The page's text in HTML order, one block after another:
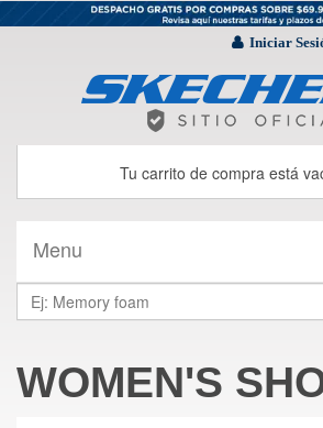
Iniciar
Tu carrito de compra está
Menu
WOMEN'S